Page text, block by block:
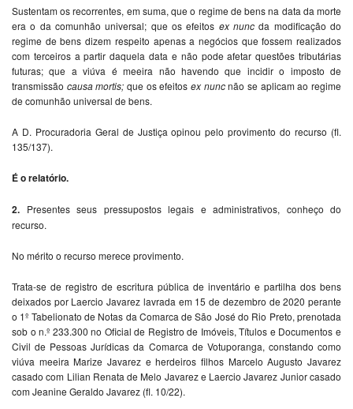
Sustentam os recorrentes, em suma, que o regime de bens na data da morte
era o da comunhão universal; que os efeitos ex nunc da modificação do
regime de bens dizem respeito apenas a negócios que fossem realizados
com terceiros a partir daquela data e não pode afetar questões tributárias
futuras; que a viúva é meeira não havendo que incidir o imposto de
transmissão causa mortis;que os efeitosex nuncnão se aplicam ao regime
de comunhão universal de bens.
A D. Procuradoria Geral de Justiça opinou pelo provimento do recurso (fl.
135/137).
É o relatório.
2. Presentes seus pressupostos legais e administrativos, conheço do
recurso.
No mérito o recurso merece provimento.
Trata-se de registro de escritura pública de inventário e partilha dos bens
deixados por Laercio Javarez lavrada em 15 de dezembro de 2020 perante
o 1º Tabelionato de Notas da Comarca de São José do Rio Preto, prenotada
sob o n.º 233.300 no Oficial de Registro de Imóveis, Títulos e Documentos e
Civil de Pessoas Jurídicas da Comarca de Votuporanga, constando como
viúva meeira Marize Javarez e herdeiros filhos Marcelo Augusto Javarez
casado com Lilian Renata de Melo Javarez e Laercio Javarez Junior casado
com Jeanine Geraldo Javarez (fl. 10/22).